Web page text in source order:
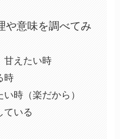
や意味を調べてみ
えたい時
時
時（楽だから）
いる